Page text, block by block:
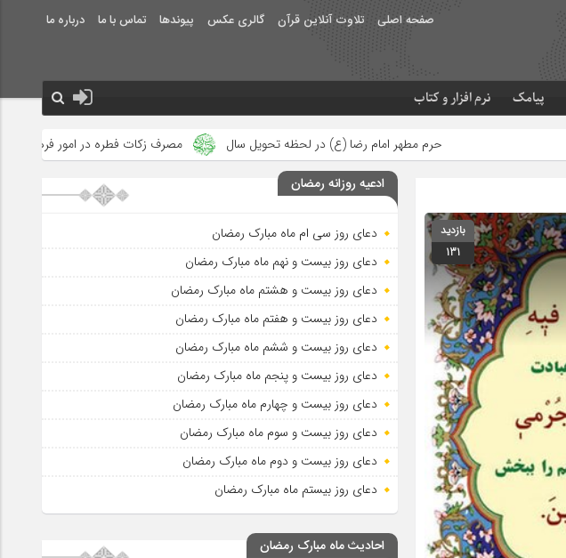
صفحه اصلی تلاوت آنلاین قرآن گالری عکس پیوندها تماس با ما درباره ما
پیامک نرم افزار و کتاب
حرم مطهر امام رضا (ع) در لحظه تحویل سال مصرف زکات فطره در امور فرهنگی جلوه‌های بزرگ
بازدید
131
ادعیه روزانه رمضان
دعای روز سی ام ماه مبارک رمضان
دعای روز بیست و نهم ماه مبارک رمضان
دعای روز بیست و هشتم ماه مبارک رمضان
دعای روز بیست و هفتم ماه مبارک رمضان
دعای روز بیست و ششم ماه مبارک رمضان
دعای روز بیست و پنجم ماه مبارک رمضان
دعای روز بیست و چهارم ماه مبارک رمضان
دعای روز بیست و سوم ماه مبارک رمضان
دعای روز بیست و دوم ماه مبارک رمضان
دعای روز بیستم ماه مبارک رمضان
احادیث ماه مبارک رمضان